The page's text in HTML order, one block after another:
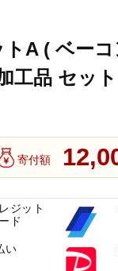
A ( ベー
工品 セッ
寄付額
ジット
ド
い